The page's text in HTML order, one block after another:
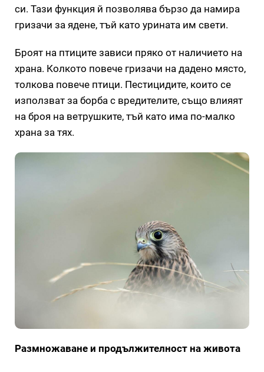
си. Тази функция й позволява бързо да намира
гризачи за ядене, тъй като урината им свети.
Броят на птиците зависи пряко от наличието на
храна. Колкото повече гризачи на дадено място,
толкова повече птици. Пестицидите, които се
използват за борба с вредителите, също влияят
на броя на ветрушките, тъй като има по-малко
храна за тях.
Размножаване и продължителност на живота